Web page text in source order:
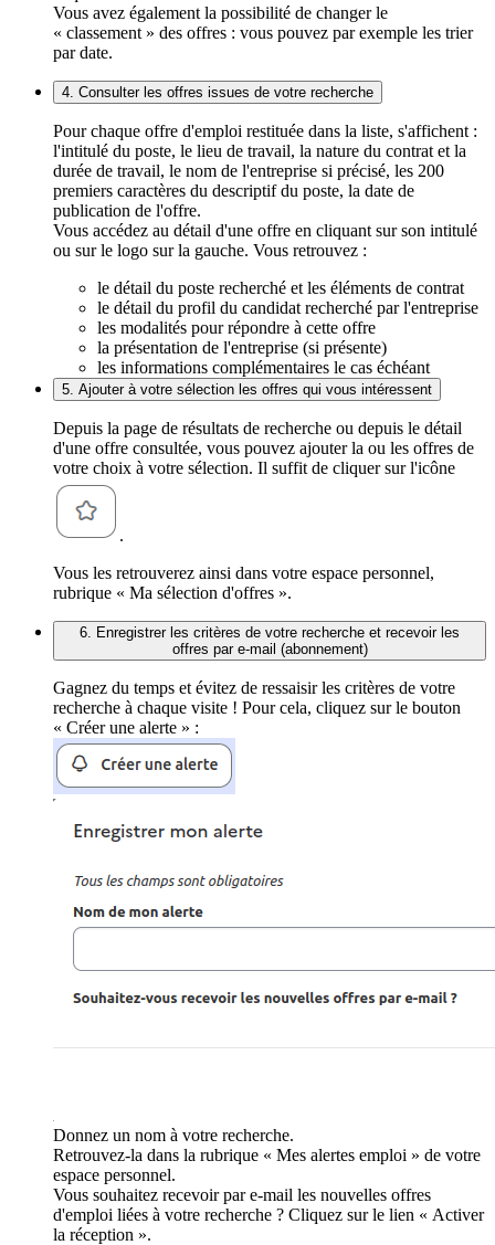
Vous avez également la possibilité de changer le
« classement » des offres : vous pouvez par exemple les trier
par date.
4. Consulter les offres issues de votre recherche
Pour chaque offre d'emploi restituée dans la liste, s'affichent :
l'intitulé du poste, le lieu de travail, la nature du contrat et la
durée de travail, le nom de l'entreprise si précisé, les 200
premiers caractères du descriptif du poste, la date de
publication de l'offre.
Vous accédez au détail d'une offre en cliquant sur son intitulé
ou sur le logo sur la gauche. Vous retrouvez :
le détail du poste recherché et les éléments de contrat
le détail du profil du candidat recherché par l'entreprise
les modalités pour répondre à cette offre
la présentation de l'entreprise (si présente)
les informations complémentaires le cas échéant
5. Ajouter à votre sélection les offres qui vous intéressent
Depuis la page de résultats de recherche ou depuis le détail
d'une offre consultée, vous pouvez ajouter la ou les offres de
votre choix à votre sélection. Il suffit de cliquer sur l'icône
.
Vous les retrouverez ainsi dans votre espace personnel,
rubrique « Ma sélection d'offres ».
6. Enregistrer les critères de votre recherche et recevoir les
offres par e-mail (abonnement)
Gagnez du temps et évitez de ressaisir les critères de votre
recherche à chaque visite ! Pour cela, cliquez sur le bouton
« Créer une alerte » :
Donnez un nom à votre recherche.
Retrouvez-la dans la rubrique « Mes alertes emploi » de votre
espace personnel.
Vous souhaitez recevoir par e-mail les nouvelles offres
d'emploi liées à votre recherche ? Cliquez sur le lien « Activer
la réception ».